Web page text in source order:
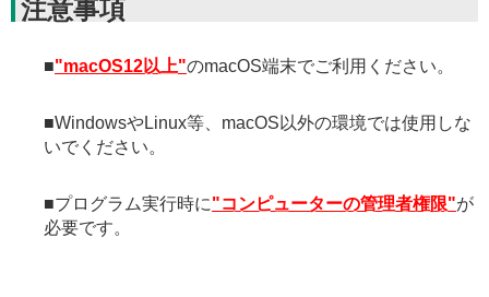
注意事項
■"macOS12以上"のmacOS端末でご利用ください。
■WindowsやLinux等、macOS以外の環境では使用しな
いでください。
■プログラム実行時に"コンピューターの管理者権限"が
必要です。